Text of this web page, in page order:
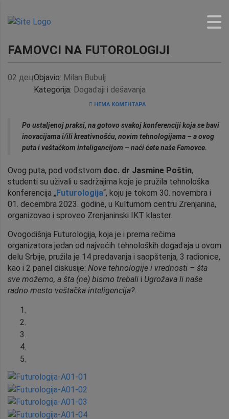
FAMOVCI NA FUTOROLOGIJI
02 децObjavio: Milan Bubulj
Kategorija: Događaji i dešavanja
НЕМА КОМЕНТАРА
Po ustaljenoj praksi, na gotovo svakoj konferenciji koja se bavi
inovacijama i/ili kreativnošću, novim tehnologijama – a ovog
puta i veštačkom inteligencijom – naći ćete naše Famovce.
Ovog puta, pod vođstvom doc. dr Jasmine Poštin,
studenti su uživali u sadržajima koje je pružila tehnološka
konferencija „Futurologija“, koju je tokom 30. novembra i
01. decembra 2023. godine, u Kulturnom centru Zrenjanina,
organizovao i sproveo Zrenjaninski IKT klaster.
Ovogodišnja Futurologija, koja je i prema rečima
organizatora jedan od najvećih tehnoloških događaja u ovom
delu Srbije, pružila je 14 predavanja i saopštenja, 3 radionice,
kao i 2 panel diskusije: Nove tehnologije i vrednosti – šta
sve možemo, a šta (ne) bismo trebali i Ugrožava li naše
radno mesto veštačka inteligencija?.